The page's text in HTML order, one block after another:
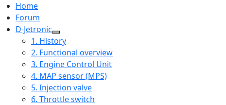
Home
Forum
D-Jetronic
1. History
2. Functional overview
3. Engine Control Unit
4. MAP sensor (MPS)
5. Injection valve
6. Throttle switch